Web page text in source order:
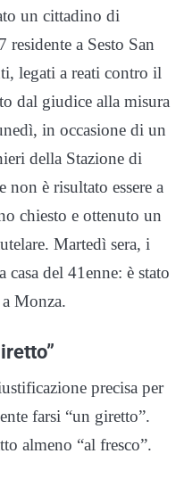
un cittadino di
residente a Sesto San
legati a reati contro il
dal giudice alla misura
in occasione di un
della Stazione di
è risultato essere a
chiesto e ottenuto un
Martedì sera, i
casa del 41enne: è stato
Monza.
precisa per
farsi “un giretto”.
almeno “al fresco”.